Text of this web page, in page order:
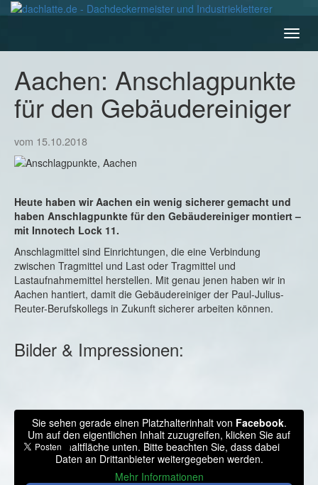
ein-/
Aachen: Anschlagpunkte
für den Gebäudereiniger
vom 15.10.2018
Heute haben wir Aachen ein wenig sicherer gemacht und
haben Anschlagpunkte für den Gebäudereiniger montiert –
mit Innotech Lock 11.
Anschlagmittel sind Einrichtungen, die eine Verbindung
zwischen Tragmittel und Last oder Tragmittel und
Lastaufnahmemittel herstellen. Mit genau jenen haben wir in
Aachen hantiert, damit die Gebäudereiniger der Paul-Julius-
Reuter-Berufskollegs in Zukunft sicherer arbeiten können.
Bilder & Impressionen:
Sie sehen gerade einen Platzhalterinhalt von Facebook.
Um auf den eigentlichen Inhalt zuzugreifen, klicken Sie auf
die Schaltfläche unten. Bitte beachten Sie, dass dabei
Daten an Drittanbieter weitergegeben werden.
Mehr Informationen